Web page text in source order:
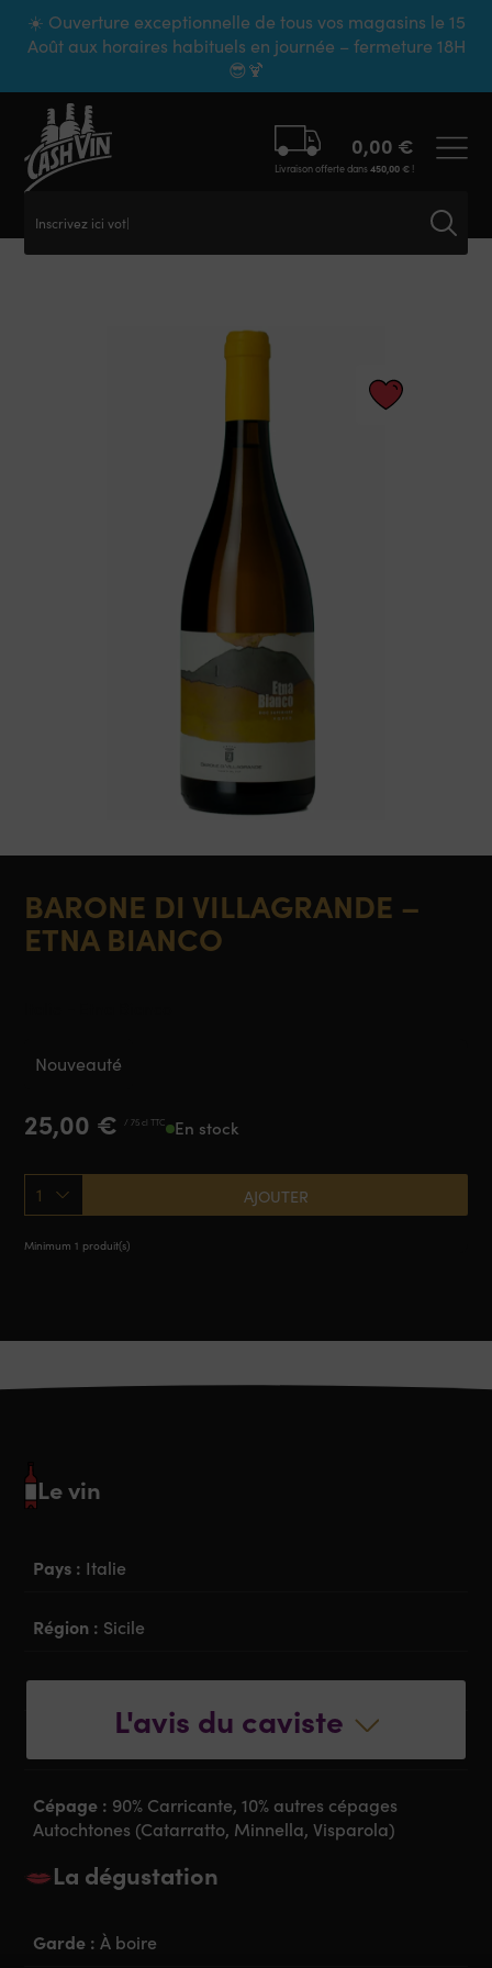
☀️ Ouverture exceptionnelle de tous vos magasins le 15
Août aux horaires habituels en journée – fermeture 18H
😎🍹
Inscrivez ici votr
0,00 €
Livraison offerte dans450,00 €!
BARONE DI VILLAGRANDE –
ETNA BIANCO
25,00 € / 75 cl TTC En stock
1 AJOUTER
Minimum 1 produit(s)
Nouveauté
L'avis du caviste
Le vin
Pays : Italie
Région : Sicile
Appellation :Etna Bianco Superiore DOC
Cépage : 90% Carricante, 10% autres cépages
Autochtones (Catarratto, Minnella, Visparola)
La dégustation
Garde :À boire
Panneau de gestion des cookies